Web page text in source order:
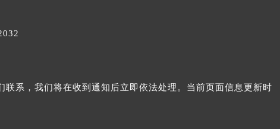
系，我们将在收到通知后立即依法处理。当前页面信息更新时